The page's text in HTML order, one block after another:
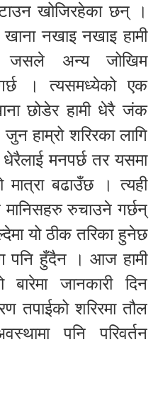
खोजिरहेका छन् ।
नखाइ नखाइ हामी
जसले अन्य जोखिम
। त्यसमध्येको एक
छोडेर हामी धेरै जंक
हाम्रो शरिरका लागि
धेरैलाई मनपर्छ तर यसमा
बढाउँछ । त्यही
रुचाउने गर्छन्
यो ठीक तरिका हुनेछ
पनि हुँदैन । आज हामी
जानकारी दिन
तपाईको शरिरमा तौल
पनि परिवर्तन